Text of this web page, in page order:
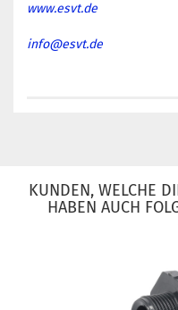
www.esvt.de
info@esvt.de
KUNDEN, WELCHE
HABEN AUCH